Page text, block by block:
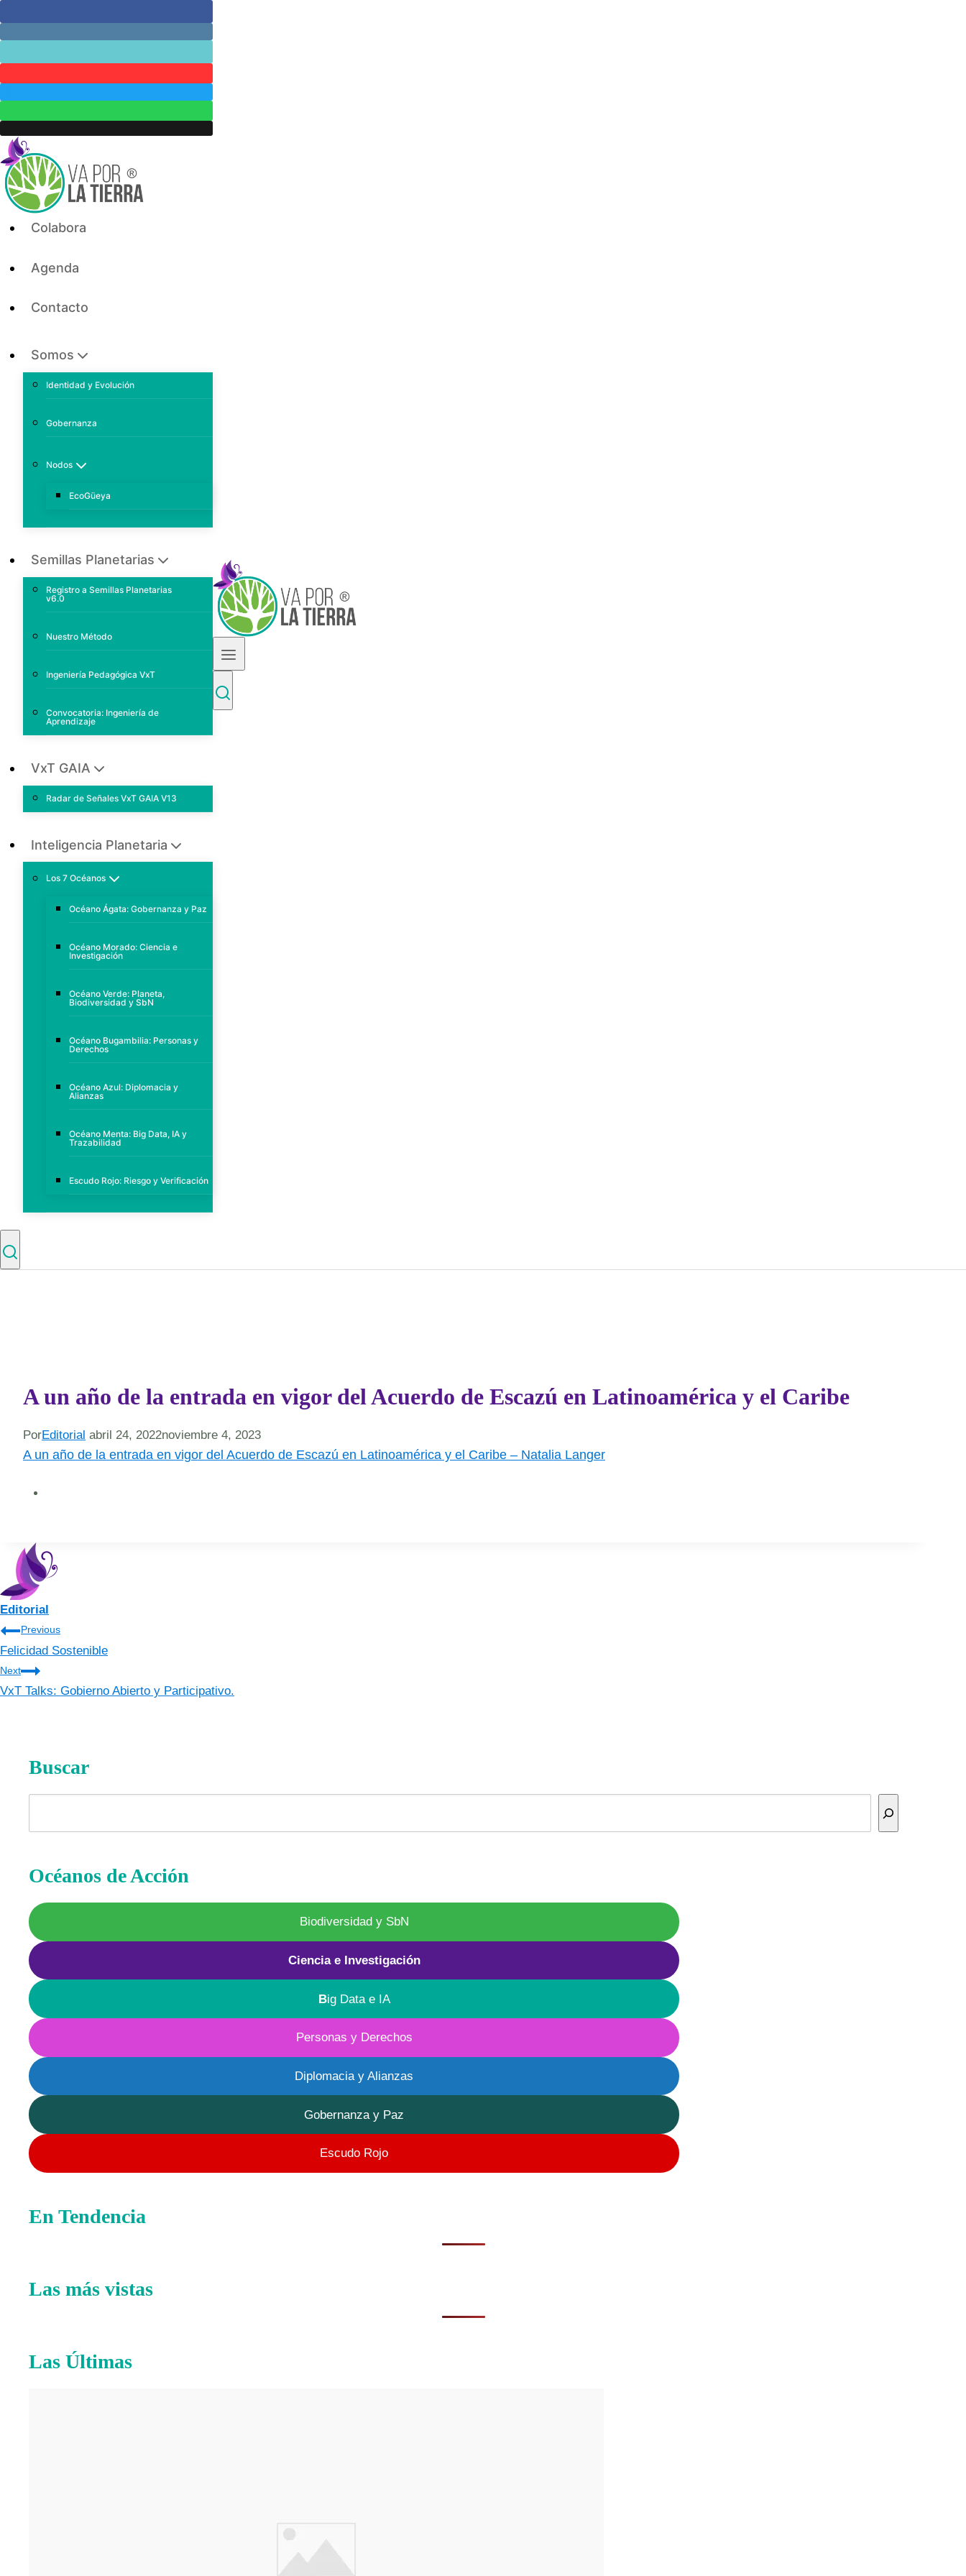
to
Colabora
Agenda
Contacto
Somos
Identidad y Evolución
Gobernanza
Nodos
EcoGüeya
Semillas Planetarias
Registro a Semillas Planetarias
v6.0
Nuestro Método
Ingeniería Pedagógica VxT
Convocatoria: Ingeniería de
Aprendizaje
VxT GAIA
Radar de Señales VxT GAIA V13
Inteligencia Planetaria
Los 7 Océanos
Océano Ágata: Gobernanza y Paz
Océano Morado: Ciencia e
Investigación
Océano Verde: Planeta,
Biodiversidad y SbN
Océano Bugambilia: Personas y
Derechos
Océano Azul: Diplomacia y
Alianzas
Océano Menta: Big Data, IA y
Trazabilidad
Escudo Rojo: Riesgo y Verificación
A un año de la entrada en vigor del Acuerdo de Escazú en Latinoamérica y el Caribe
PorEditorial abril 24, 2022noviembre 4, 2023
A un año de la entrada en vigor del Acuerdo de Escazú en Latinoamérica y el Caribe – Natalia Langer
Editorial
Navegación
de
entradas
Previous
Felicidad Sostenible
Next
VxT Talks: Gobierno Abierto y Participativo.
Buscar
Océanos de Acción
Biodiversidad y SbN
Ciencia e Investigación
Big Data e IA
Personas y Derechos
Diplomacia y Alianzas
Gobernanza y Paz
Escudo Rojo
En Tendencia
Las más vistas
Las Últimas